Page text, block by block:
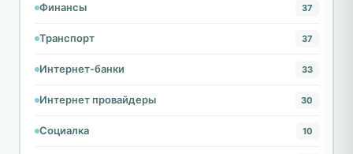
Финансы 37
Транспорт 37
Интернет-банки 33
Интернет провайдеры 30
Социалка 10